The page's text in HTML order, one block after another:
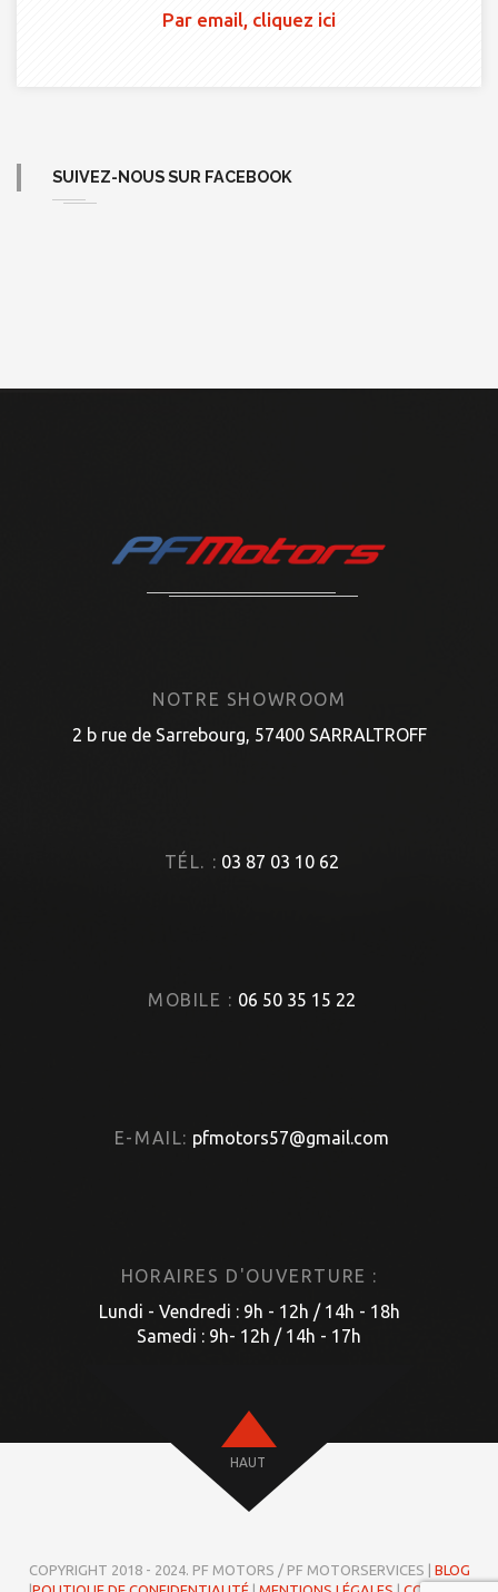
Par email, cliquez ici
SUIVEZ-NOUS SUR FACEBOOK
NOTRE SHOWROOM
2 b rue de Sarrebourg, 57400 SARRALTROFF
TÉL. : 03 87 03 10 62
MOBILE : 06 50 35 15 22
E-MAIL: pfmotors57@gmail.com
HORAIRES D'OUVERTURE :
Lundi - Vendredi : 9h - 12h / 14h - 18h
Samedi : 9h- 12h / 14h - 17h
HAUT
COPYRIGHT 2018 - 2024. PF MOTORS / PF MOTORSERVICES | BLOG